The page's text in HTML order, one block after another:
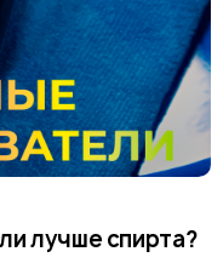
лучше спирта?